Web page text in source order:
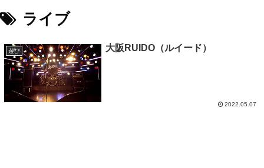
ライブ
遊び 大阪RUIDO（ルイード）
2022.05.07